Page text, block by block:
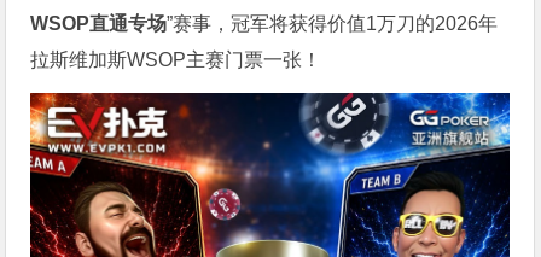
WSOP直通专场”赛事，冠军将获得价值1万刀的2026年
拉斯维加斯WSOP主赛门票一张！